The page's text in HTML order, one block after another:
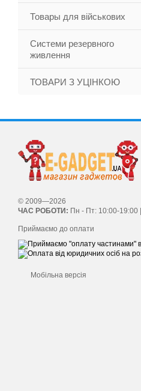
Товары для військових
Системи резервного
живлення
ТОВАРИ З УЦІНКОЮ
© 2009—2026
ЧАС РОБОТИ: Пн - Пт: 10:00-19:00
Приймаємо до оплати
Мобільна версія